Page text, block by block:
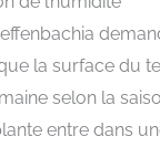
la surface du
selon la
entre dans